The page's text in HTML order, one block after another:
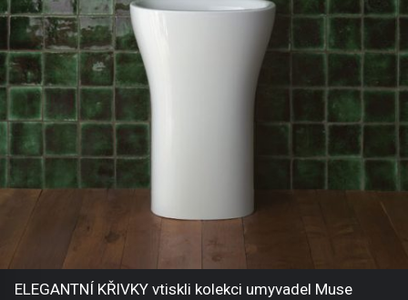
ELEGANTNÍ KŘIVKY vtiskli kolekci umyvadel Muse